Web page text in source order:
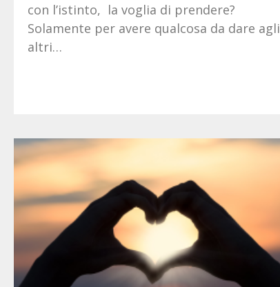
con l’istinto, la voglia di prendere?
Solamente per avere qualcosa da dare agli
altri…